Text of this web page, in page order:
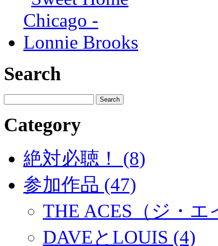
Search
Category
絶対必聴！ (8)
参加作品 (47)
THE ACES（ジ・エ
DAVEとLOUIS (4)